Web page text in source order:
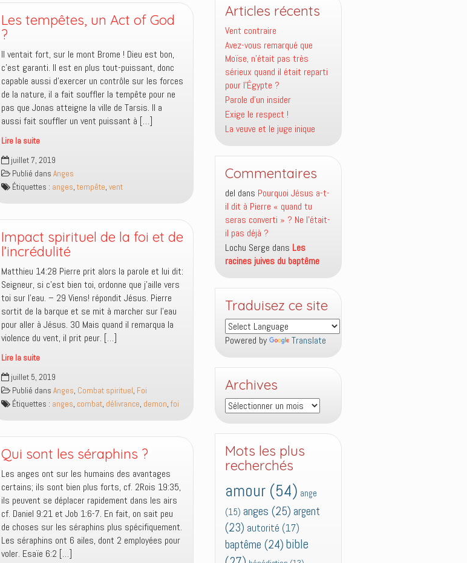
Les tempêtes, un Act of God
?
Il ventait fort, sur le mont Brome ! Dieu est bon,
c’est garanti. Il est en plus tout-puissant, donc
capable aussi d’exercer un contrôle sur les forces
de la nature, il a fait souffler la tempête pour ne
pas que Jonas atteigne la ville de Tarsis. Il a
aussi fait souffler un vent puissant à […]
Lire la suite
Les
tempêtes,
un
Act
God
?
juillet 7, 2019
Publié dans Anges
Étiquettes : anges, tempête, vent
Impact spirituel de la foi et de
l’incrédulité
Matthieu 14:28 Pierre prit alors la parole et lui dit:
Seigneur, si c’est bien toi, ordonne que j’aille vers
toi sur l’eau. – 29 Viens! répondit Jésus. Pierre
sortit de la barque et se mit à marcher sur l’eau
pour aller à Jésus. 30 Mais quand il remarqua la
violence du vent, il prit peur. […]
Lire la suite
Impact
spirituel
de
la
et
de
l’incrédulité
juillet 5, 2019
Publié dans Anges, Combat spirituel, Foi
Étiquettes : anges, combat, délivrance, demon, foi
Qui sont les séraphins ?
Les anges ont sur les humains des avantages
certains; ils sont bien plus forts, cf. 2Rois 19:35,
ils peuvent se déplacer rapidement dans les airs
cf. Daniel 9:21 et Job 1:6-7. En fait, on sait peu
de choses sur les séraphins plus spécifiquement.
Les séraphins ont 6 ailes, dont 2 employées pour
voler. Esaïe 6:2 […]
Articles récents
Vent contraire
Avez-vous remarqué que
Moïse, n’était pas très
sérieux quand il était reparti
pour l’Égypte ?
Parole d’un insider
Exige le respect !
La veuve et le juge inique
Commentaires
del dans Pourquoi Jésus a-t-
il dit à Pierre « quand tu
seras converti » ? Ne l’était-
il pas déjà ?
Lochu Serge dans Les
racines juives du baptême
Traduisez ce site
Powered by Translate
Archives
Archives
Mots les plus
recherchés
amour (54) ange
(15) anges (25) argent
(23) autorité (17)
baptême (24) bible